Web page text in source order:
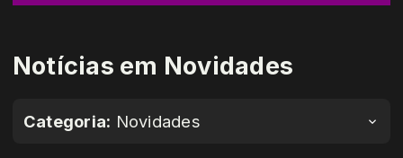
Notícias em Novidades
Categoria: Novidades